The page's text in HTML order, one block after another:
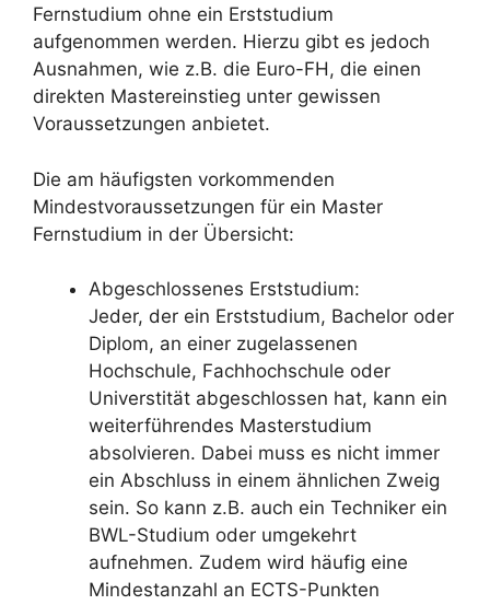
Fernstudium ohne ein Erststudium
aufgenommen werden. Hierzu gibt es jedoch
Ausnahmen, wie z.B. die Euro-FH, die einen
direkten Mastereinstieg unter gewissen
Voraussetzungen anbietet.
Die am häufigsten vorkommenden
Mindestvoraussetzungen für ein Master
Fernstudium in der Übersicht:
Abgeschlossenes Erststudium:
Jeder, der ein Erststudium, Bachelor oder
Diplom, an einer zugelassenen
Hochschule, Fachhochschule oder
Universtität abgeschlossen hat, kann ein
weiterführendes Masterstudium
absolvieren. Dabei muss es nicht immer
ein Abschluss in einem ähnlichen Zweig
sein. So kann z.B. auch ein Techniker ein
BWL-Studium oder umgekehrt
aufnehmen. Zudem wird häufig eine
Mindestanzahl an ECTS-Punkten